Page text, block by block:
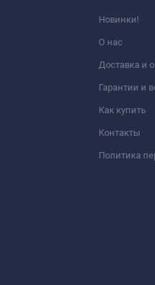
Новинки!
О нас
Доставка и
Гарантии и
Как купить
Контакты
Политика